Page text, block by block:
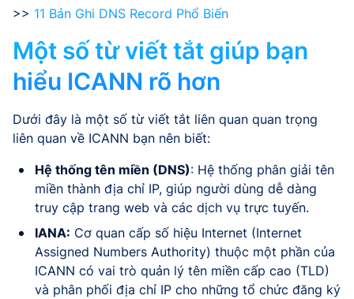
>> 11 Bản Ghi DNS Record Phổ Biến
Một số từ viết tắt giúp bạn
hiểu ICANN rõ hơn
Dưới đây là một số từ viết tắt liên quan quan trọng
liên quan về ICANN bạn nên biết:
Hệ thống tên miền (DNS): Hệ thống phân giải tên
miền thành địa chỉ IP, giúp người dùng dễ dàng
truy cập trang web và các dịch vụ trực tuyến.
IANA: Cơ quan cấp số hiệu Internet (Internet
Assigned Numbers Authority) thuộc một phần của
ICANN có vai trò quản lý tên miền cấp cao (TLD)
và phân phối địa chỉ IP cho những tổ chức đăng ký